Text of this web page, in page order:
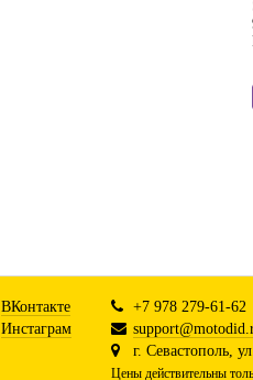
ВКонтакте
Инстаграм
+7 978 279-61-62
г. Севастополь,
Цены действительны